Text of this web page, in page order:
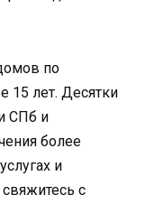
по
15 лет. Десятки
СПб и
более
и
с